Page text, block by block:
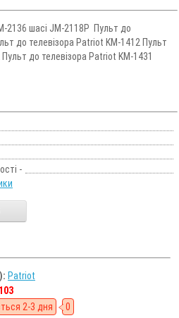
2136 шасі JM-2118P Пульт до
до телевізора Patriot KM-1412 Пульт
до телевізора Patriot KM-1431
-
Patriot
2-3 дня 0